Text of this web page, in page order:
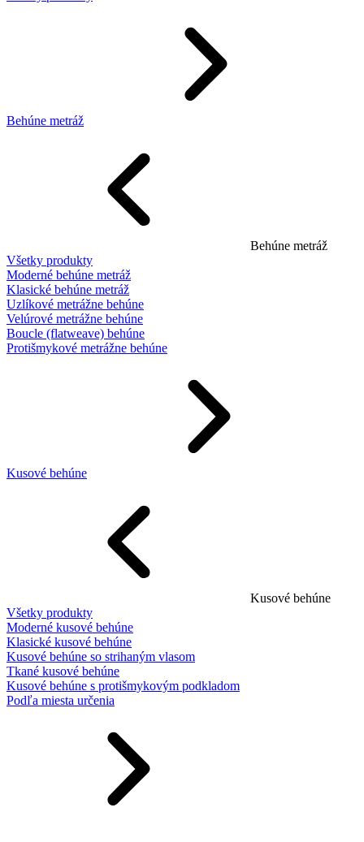
Behúne metráž
Behúne metráž
Všetky produkty
Moderné behúne metráž
Klasické behúne metráž
Uzlíkové metrážne behúne
Velúrové metrážne behúne
Boucle (flatweave) behúne
Protišmykové metrážne behúne
Kusové behúne
Kusové behúne
Všetky produkty
Moderné kusové behúne
Klasické kusové behúne
Kusové behúne so strihaným vlasom
Tkané kusové behúne
Kusové behúne s protišmykovým podkladom
Podľa miesta určenia